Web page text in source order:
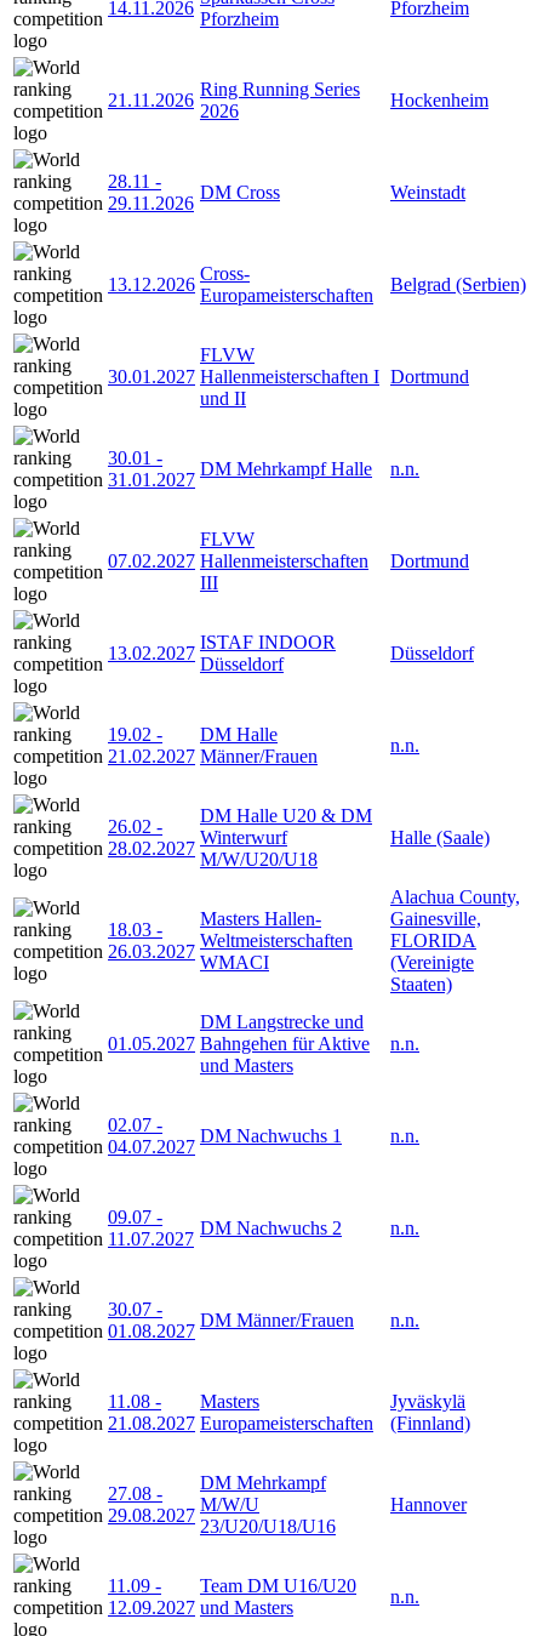
14.11.2026
Pforzheim
Pforzheim
21.11.2026
Ring Running Series
2026
Hockenheim
28.11 -
29.11.2026
DM Cross Weinstadt
13.12.2026
Cross-
Europameisterschaften
Belgrad (Serbien)
30.01.2027
FLVW
Hallenmeisterschaften I
und II
Dortmund
30.01 -
31.01.2027
DM Mehrkampf Halle n.n.
07.02.2027
FLVW
Hallenmeisterschaften
III
Dortmund
13.02.2027
ISTAF INDOOR
Düsseldorf
Düsseldorf
19.02 -
21.02.2027
DM Halle
Männer/Frauen
n.n.
26.02 -
28.02.2027
DM Halle U20 & DM
Winterwurf
M/W/U20/U18
Halle (Saale)
18.03 -
26.03.2027
Masters Hallen-
Weltmeisterschaften
WMACI
Alachua County,
Gainesville,
FLORIDA
(Vereinigte
Staaten)
01.05.2027
DM Langstrecke und
Bahngehen für Aktive
und Masters
n.n.
02.07 -
04.07.2027
DM Nachwuchs 1 n.n.
09.07 -
11.07.2027
DM Nachwuchs 2 n.n.
30.07 -
01.08.2027
DM Männer/Frauen n.n.
11.08 -
21.08.2027
Masters
Europameisterschaften
Jyväskylä
(Finnland)
27.08 -
29.08.2027
DM Mehrkampf
M/W/U
23/U20/U18/U16
Hannover
11.09 -
12.09.2027
Team DM U16/U20
und Masters
n.n.